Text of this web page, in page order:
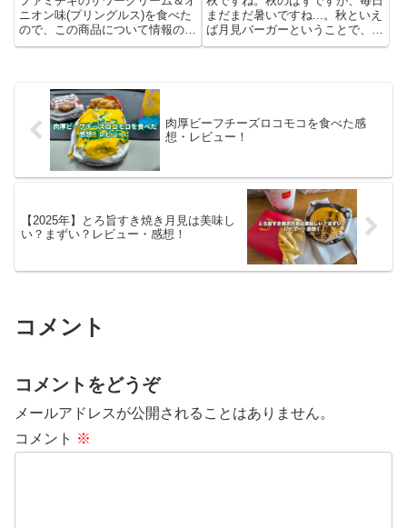
ニオン味(プリングルス)を食べた
ので、この商品について情報のま
とめと、筆者のレビューを載せて
チキ サワークリーム＆オニオン
味は「プリングルズ サワーク...
まだまだ暑いですね...。秋といえ
ば月見バーガーということで、今
回チーズ月見食べました。筆者の
肉厚ビーフチーズロコモコを食べた感
想・レビュー！
【2025年】とろ旨すき焼き月見は美味し
い？まずい？レビュー・感想！
コメント
コメントをどうぞ
メールアドレスが公開されることはありません。
コメント ※